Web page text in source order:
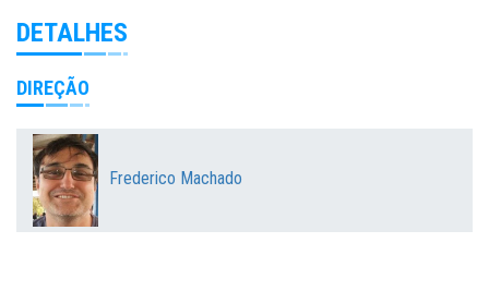
DETALHES
DIREÇÃO
Frederico Machado